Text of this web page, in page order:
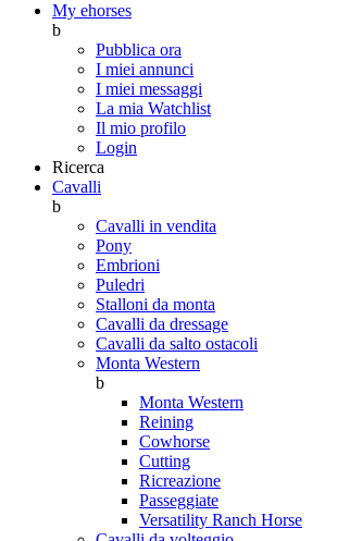
My ehorses
b
Pubblica ora
I miei annunci
I miei messaggi
La mia Watchlist
Il mio profilo
Login
Ricerca
Cavalli
b
Cavalli in vendita
Pony
Embrioni
Puledri
Stalloni da monta
Cavalli da dressage
Cavalli da salto ostacoli
Monta Western
b
Monta Western
Reining
Cowhorse
Cutting
Ricreazione
Passeggiate
Versatility Ranch Horse